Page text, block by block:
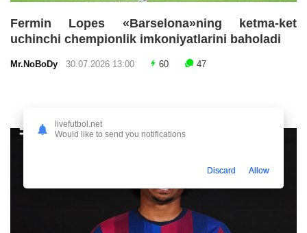
Fermin Lopes «Barselona»ning ketma-ket
uchinchi chempionlik imkoniyatlarini baholadi
Mr.NoBoDy 30.07.2026 13:00 60 47
livefutbol.net
Would like to send you notifications
Discard Allow